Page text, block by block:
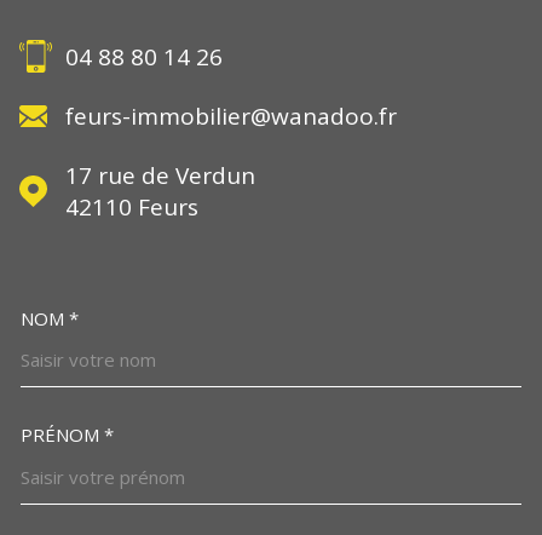
04 88 80 14 26
feurs-immobilier@wanadoo.fr
17 rue de Verdun
42110
Feurs
NOM *
PRÉNOM *